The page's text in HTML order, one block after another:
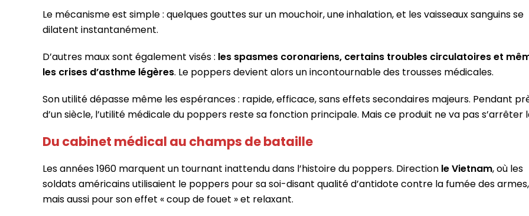
Le mécanisme est simple : quelques gouttes sur un mouchoir, une inhalation, et les vaisseaux sanguins se
dilatent instantanément.
D’autres maux sont également visés : les spasmes coronariens, certains troubles circulatoires et
les crises d’asthme légères. Le poppers devient alors un incontournable des trousses médicales.
Son utilité dépasse même les espérances : rapide, efficace, sans effets secondaires majeurs. Pendant
d’un siècle, l’utilité médicale du poppers reste sa fonction principale. Mais ce produit ne va pas s’arrêter
Du cabinet médical au champs de bataille
Les années 1960 marquent un tournant inattendu dans l’histoire du poppers. Direction le Vietnam, où les
soldats américains utilisaient le poppers pour sa soi-disant qualité d’antidote contre la fumée des armes,
mais aussi pour son effet « coup de fouet » et relaxant.